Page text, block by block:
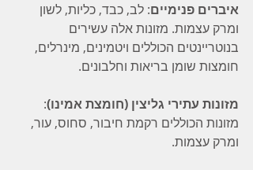
איברים פנימיים: לב, כבד, כליות, לשון
ומרק עצמות. מזונות אלה עשירים
בנוטריינטים הכוללים ויטמינים, מינרלים,
חומצות שומן בריאות וחלבונים.
מזונות עתירי גליצין (חומצת אמינו):
מזונות הכוללים רקמת חיבור, סחוס, עור,
ומרק עצמות.